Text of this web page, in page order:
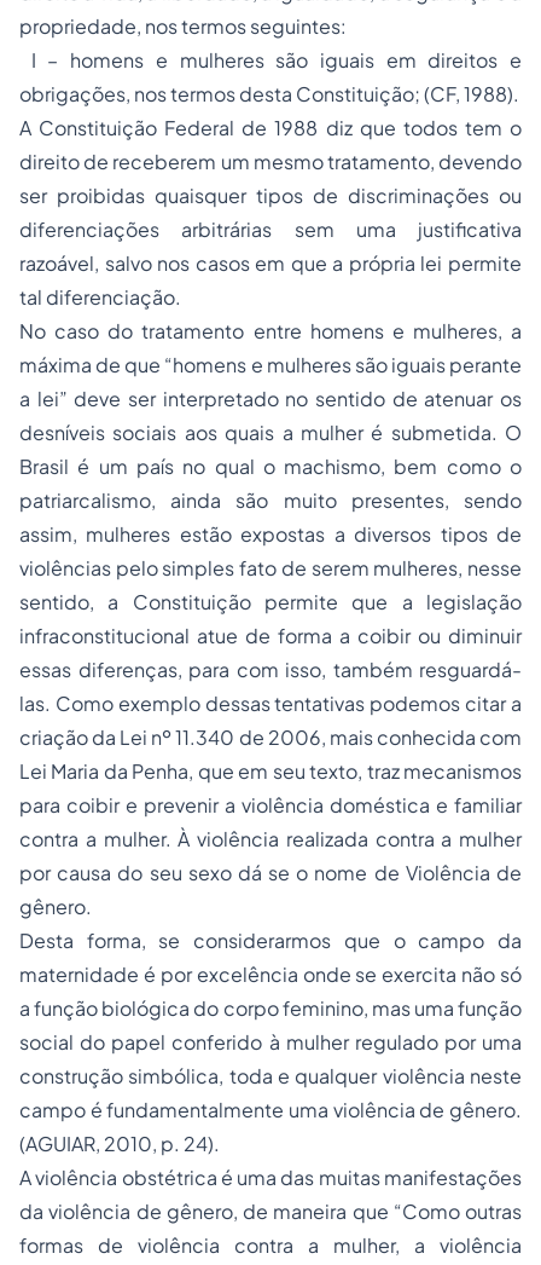
propriedade, nos termos seguintes:
I – homens e mulheres são iguais em direitos e
obrigações, nos termos desta Constituição; (CF, 1988).
A Constituição Federal de 1988 diz que todos tem o
direito de receberem um mesmo tratamento, devendo
ser proibidas quaisquer tipos de discriminações ou
diferenciações arbitrárias sem uma justificativa
razoável, salvo nos casos em que a própria lei permite
tal diferenciação.
No caso do tratamento entre homens e mulheres, a
máxima de que “homens e mulheres são iguais perante
a lei” deve ser interpretado no sentido de atenuar os
desníveis sociais aos quais a mulher é submetida. O
Brasil é um país no qual o machismo, bem como o
patriarcalismo, ainda são muito presentes, sendo
assim, mulheres estão expostas a diversos tipos de
violências pelo simples fato de serem mulheres, nesse
sentido, a Constituição permite que a legislação
infraconstitucional atue de forma a coibir ou diminuir
essas diferenças, para com isso, também resguardá-
las. Como exemplo dessas tentativas podemos citar a
criação da Lei nº 11.340 de 2006, mais conhecida com
Lei Maria da Penha, que em seu texto, traz mecanismos
para coibir e prevenir a violência doméstica e familiar
contra a mulher. À violência realizada contra a mulher
por causa do seu sexo dá se o nome de Violência de
gênero.
Desta forma, se considerarmos que o campo da
maternidade é por excelência onde se exercita não só
a função biológica do corpo feminino, mas uma função
social do papel conferido à mulher regulado por uma
construção simbólica, toda e qualquer violência neste
campo é fundamentalmente uma violência de gênero.
(AGUIAR, 2010, p. 24).
A violência obstétrica é uma das muitas manifestações
da violência de gênero, de maneira que “Como outras
formas de violência contra a mulher, a violência